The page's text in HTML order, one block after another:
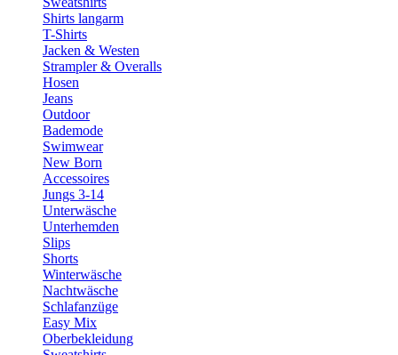
Shirts langarm
T-Shirts
Jacken & Westen
Strampler & Overalls
Hosen
Jeans
Outdoor
Bademode
Swimwear
New Born
Accessoires
Jungs 3-14
Unterwäsche
Unterhemden
Slips
Shorts
Winterwäsche
Nachtwäsche
Schlafanzüge
Easy Mix
Oberbekleidung